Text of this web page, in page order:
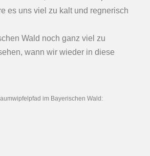
es uns viel zu kalt und regnerisch
Wald noch ganz viel zu
wann wir wieder in diese
im Bayerischen Wald: